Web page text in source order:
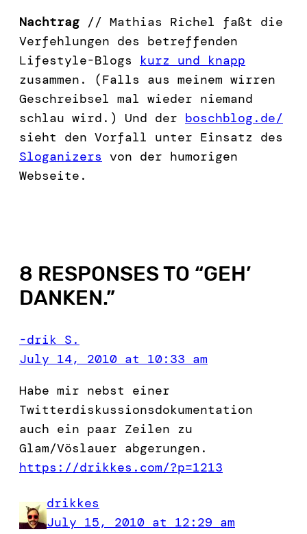
Nachtrag // Mathias Richel faßt die
Verfehlungen des betreffenden
Lifestyle-Blogs kurz und knapp
zusammen. (Falls aus meinem wirren
Geschreibsel mal wieder niemand
schlau wird.) Und der boschblog.de/
sieht den Vorfall unter Einsatz des
Sloganizers von der humorigen
Webseite.
8 RESPONSES TO “GEH’
DANKEN.”
-drik S.
July 14, 2010 at 10:33 am
Habe mir nebst einer
Twitterdiskussionsdokumentation
auch ein paar Zeilen zu
Glam/Vöslauer abgerungen.
https://drikkes.com/?p=1213
drikkes
July 15, 2010 at 12:29 am